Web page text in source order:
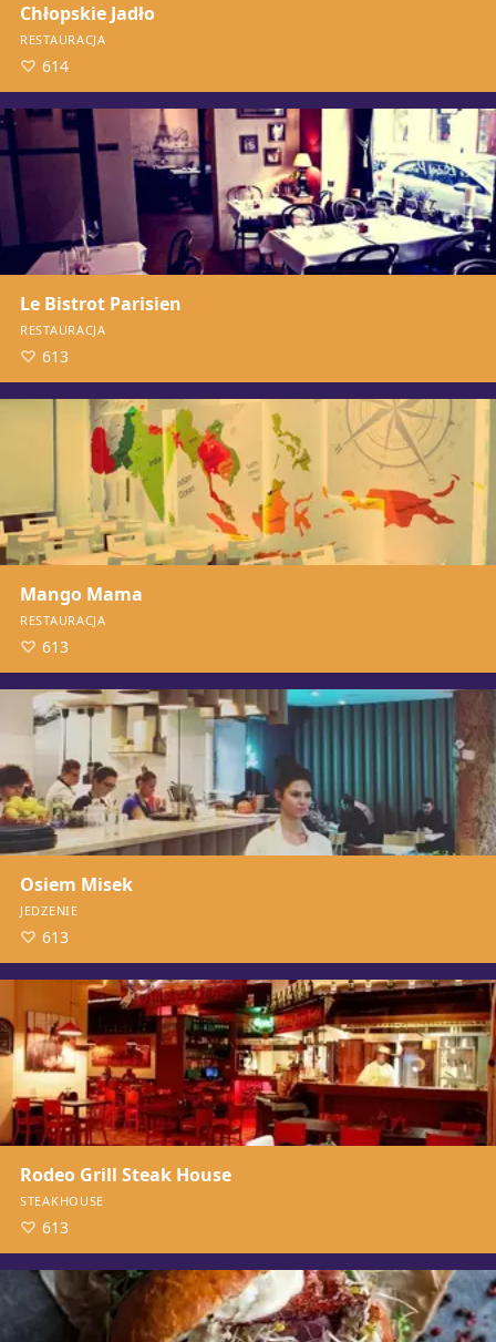
Chłopskie Jadło
RESTAURACJA
614
Le Bistrot Parisien
RESTAURACJA
613
Mango Mama
RESTAURACJA
613
Osiem Misek
JEDZENIE
613
Rodeo Grill Steak House
STEAKHOUSE
613